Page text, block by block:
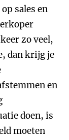
sales en
zo veel,
dan krijg je
en
doen, is
moeten